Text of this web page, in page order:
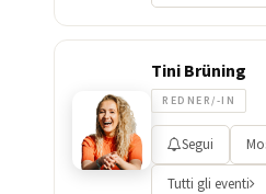
Tini Brüning
REDNER/-IN
Segui
Tutti gli eventi